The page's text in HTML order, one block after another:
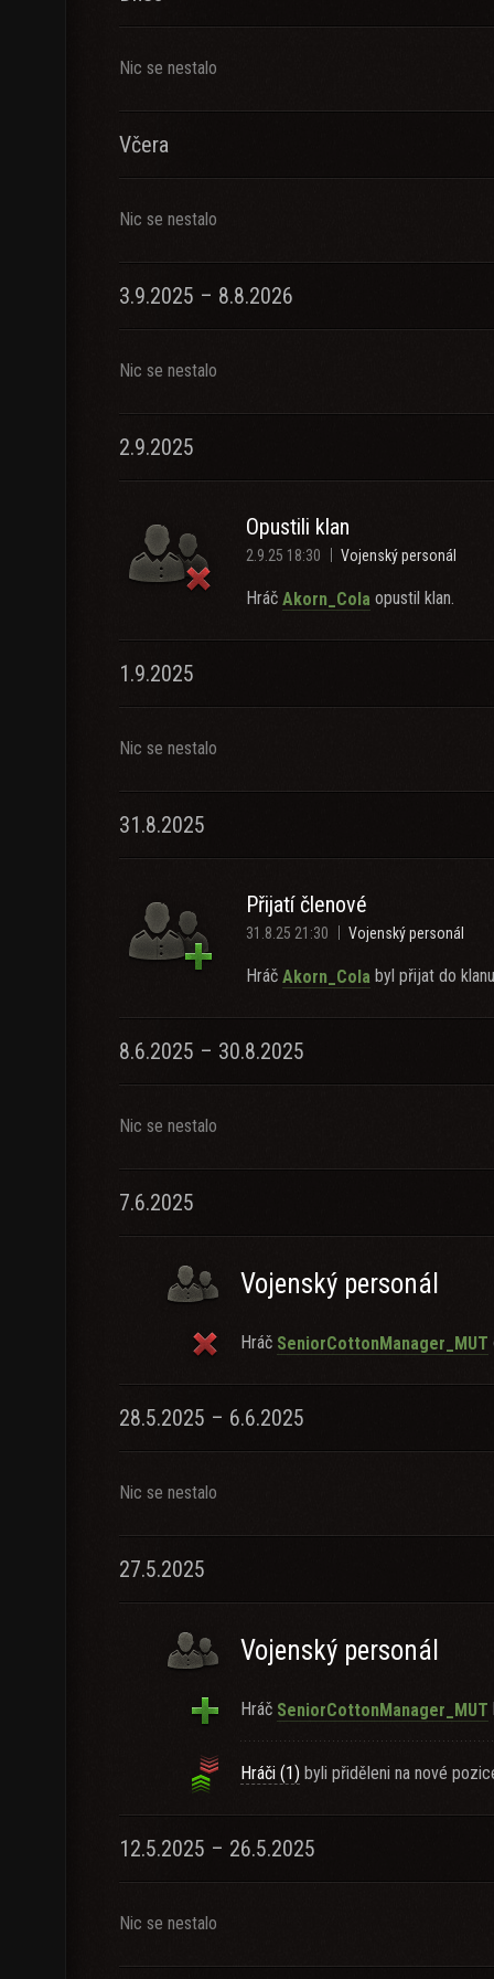
Nic se nestalo
Včera
Nic se nestalo
3.9.2025 – 8.8.2026
Nic se nestalo
2.9.2025
Opustili klan
2.9.25 18:30 Vojenský personál
Hráč Akorn_Cola opustil klan.
1.9.2025
Nic se nestalo
31.8.2025
Přijatí členové
31.8.25 21:30 Vojenský personál
Hráč Akorn_Cola byl přijat do
8.6.2025 – 30.8.2025
Nic se nestalo
7.6.2025
Vojenský personál
Hráč SeniorCottonManager_MUT
28.5.2025 – 6.6.2025
Nic se nestalo
27.5.2025
Vojenský personál
Hráč SeniorCottonManager_MUT
Hráči (1) byli přiděleni na nové
12.5.2025 – 26.5.2025
Nic se nestalo